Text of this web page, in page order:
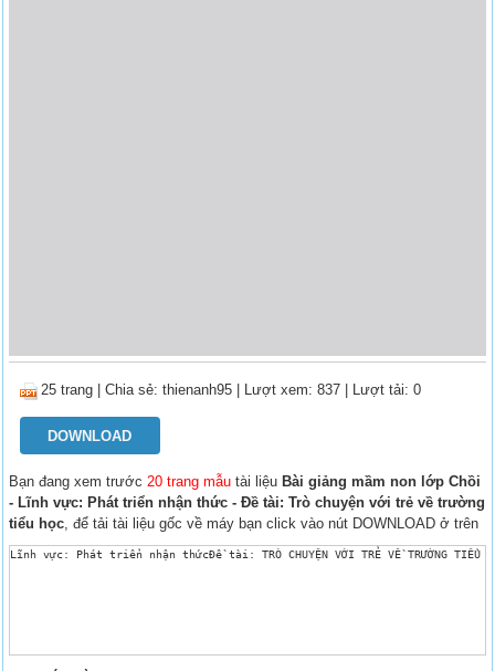
25 trang |Chia sẻ:thienanh95 | Lượt xem: 837 | Lượt tải: 0
DOWNLOAD
Bạn đang xem trước20 trang mẫu tài liệu Bài giảng mầm non lớp Chồi
- Lĩnh vực: Phát triển nhận thức - Đề tài: Trò chuyện với trẻ về trường
tiểu học, để tải tài liệu gốc về máy bạn click vào nút DOWNLOAD ở trên
Lĩnh vực: Phát triển nhận thứcĐề tài: TRÒ CHUYỆN VỚI TRẺ VỀ TRƯỜNG